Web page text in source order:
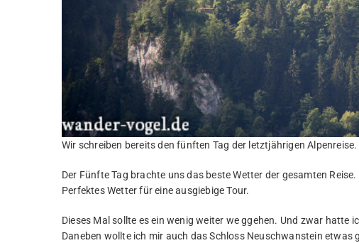
Wir schreiben bereits den fünften Tag der letztjährigen
Der Fünfte Tag brachte uns das beste Wetter der gesamten
Perfektes Wetter für eine ausgiebige Tour.
Dieses Mal sollte es ein wenig weiter we ggehen. Und zwar hatte
Daneben wollte ich mir auch das Schloss Neuschwanstein etwas